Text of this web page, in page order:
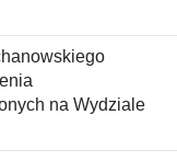
na Wydziale